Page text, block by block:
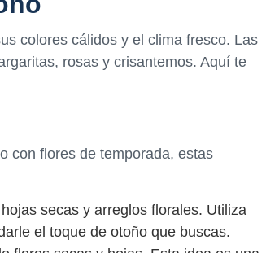
colores cálidos y el clima fresco. Las
rosas y crisantemos. Aquí te
con flores de temporada, estas
secas y arreglos florales. Utiliza
el toque de otoño que buscas.